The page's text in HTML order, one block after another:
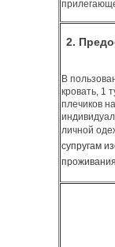
2.
В
кровать, 1
плечиков
личной
супругам